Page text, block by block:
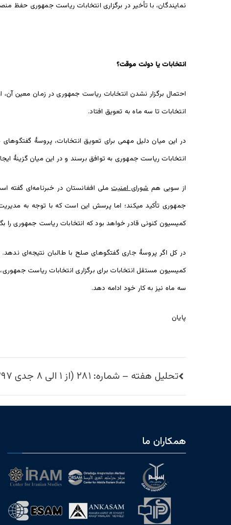
نمایندگان، با تأخیر در برگزاری انتخابات ریاست جمهوری حفظ
انتخابات یا دولت موقت؟
احتمال برگزار نشدن انتخابات ریاست جمهوری در زمان معین
انتخابات تا سه ماه به تعویق افتاد.
در این میان دلیل مهمی برای تعویق انتخابات، پروسۀ
انتخابات ریاست جمهوری به توافق برسند و در این میان
از سویی همشورای امنیتملی افغانستان در خبرنامه‌ای گفته
جمهوری تأکید میکند؛ اما پرسش این است که با توجه به
کمیسیون کنونی قادر خواهد بود که انتخابات ریاست جمهوری را
در کل اگر پروسۀ جاری گفتگوهای صلح با طالبان نتیجه‌ای
کمیسیون مستقل انتخابات برای برگزاری انتخابات ریاست
سه ماه نیز به کار خود ادامه دهد.
پایان
راهبری
نوشته
تحليل هفته – شماره: ۲۸۱ (از ۱ الی ۸ جدی ۱۳۹۷ هـ ش)
همکاران ما